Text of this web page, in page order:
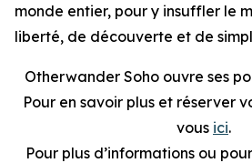
monde entier, pour y insuffler le
liberté, de découverte et de
Otherwander Soho ouvre ses
Pour en savoir plus et réserver
vous ici.
Pour plus d’informations ou